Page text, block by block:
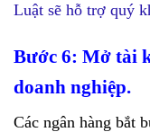
Luật sẽ hỗ trợ quý
Bước 6: Mở tài
doanh nghiệp.
Các ngân hàng bắt